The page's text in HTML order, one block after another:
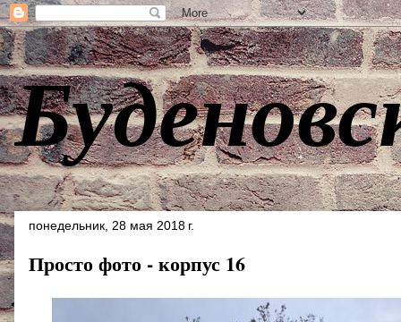
понедельник, 28 мая 2018 г.
Просто фото - корпус 16